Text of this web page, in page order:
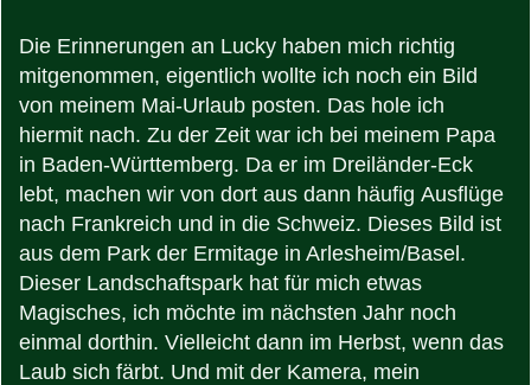
Die Erinnerungen an Lucky haben mich richtig
mitgenommen, eigentlich wollte ich noch ein Bild
von meinem Mai-Urlaub posten. Das hole ich
hiermit nach. Zu der Zeit war ich bei meinem Papa
in Baden-Württemberg. Da er im Dreiländer-Eck
lebt, machen wir von dort aus dann häufig Ausflüge
nach Frankreich und in die Schweiz. Dieses Bild ist
aus dem Park der Ermitage in Arlesheim/Basel.
Dieser Landschaftspark hat für mich etwas
Magisches, ich möchte im nächsten Jahr noch
einmal dorthin. Vielleicht dann im Herbst, wenn das
Laub sich färbt. Und mit der Kamera, mein